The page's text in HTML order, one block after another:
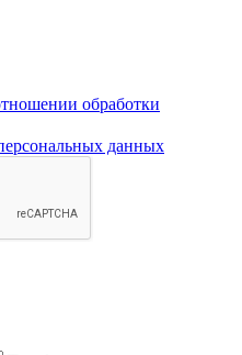
обработки
данных